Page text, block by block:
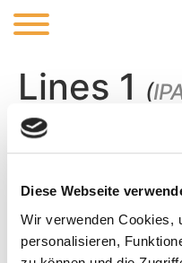
Diese Webseite
Wir verwenden Cookies,
personalisieren,
Lines 1 (
Fruited Sour DIPA with
lactose.